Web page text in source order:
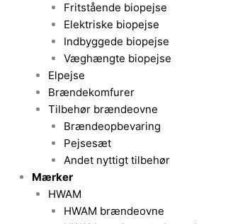
Fritstående biopejse
Elektriske biopejse
Indbyggede biopejse
Væghængte biopejse
Elpejse
Brændekomfurer
Tilbehør brændeovne
Brændeopbevaring
Pejsesæt
Andet nyttigt tilbehør
Mærker
HWAM
HWAM brændeovne